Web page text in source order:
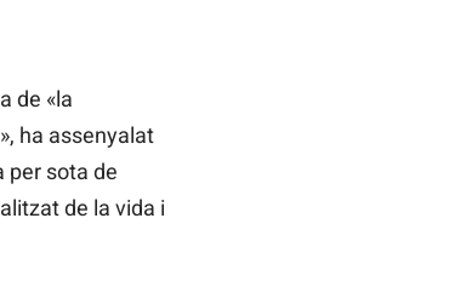
de «la
ha assenyalat
per sota de
de la vida i